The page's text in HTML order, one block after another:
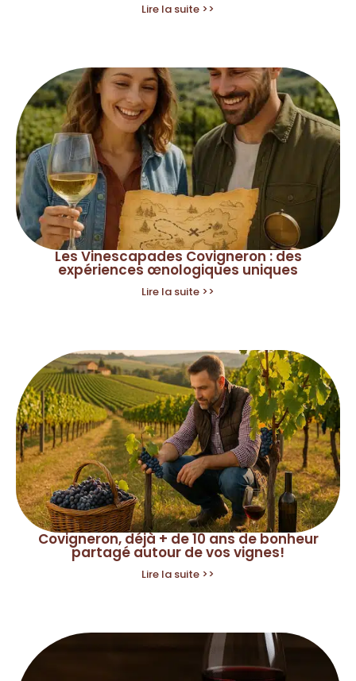
Lire la suite >>
Les Vinescapades Covigneron : des
expériences œnologiques uniques
Lire la suite >>
Covigneron, déjà + de 10 ans de bonheur
partagé autour de vos vignes!
Lire la suite >>